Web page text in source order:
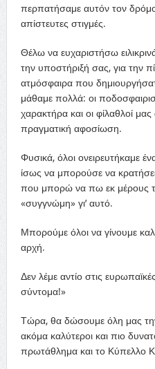
περπατήσαμε αυτόν τον
απίστευτες στιγμές.
Θέλω να ευχαριστήσω
την υποστήριξή σας, για την
ατμόσφαιρα που
μάθαμε πολλά: οι
χαρακτήρα και οι φίλαθλοί μας
πραγματική αφοσίωση.
Φυσικά, όλοι ονειρευτήκαμε
ίσως να μπορούσε να
που μπορώ να πω εκ μέρους
«συγγνώμη» γι’ αυτό.
Μπορούμε όλοι να γίνουμε
αρχή.
Δεν λέμε αντίο στις
σύντομα!»
Τώρα, θα δώσουμε όλη μας την
ακόμα καλύτεροι και πιο
πρωτάθλημα και το Κύπελλο